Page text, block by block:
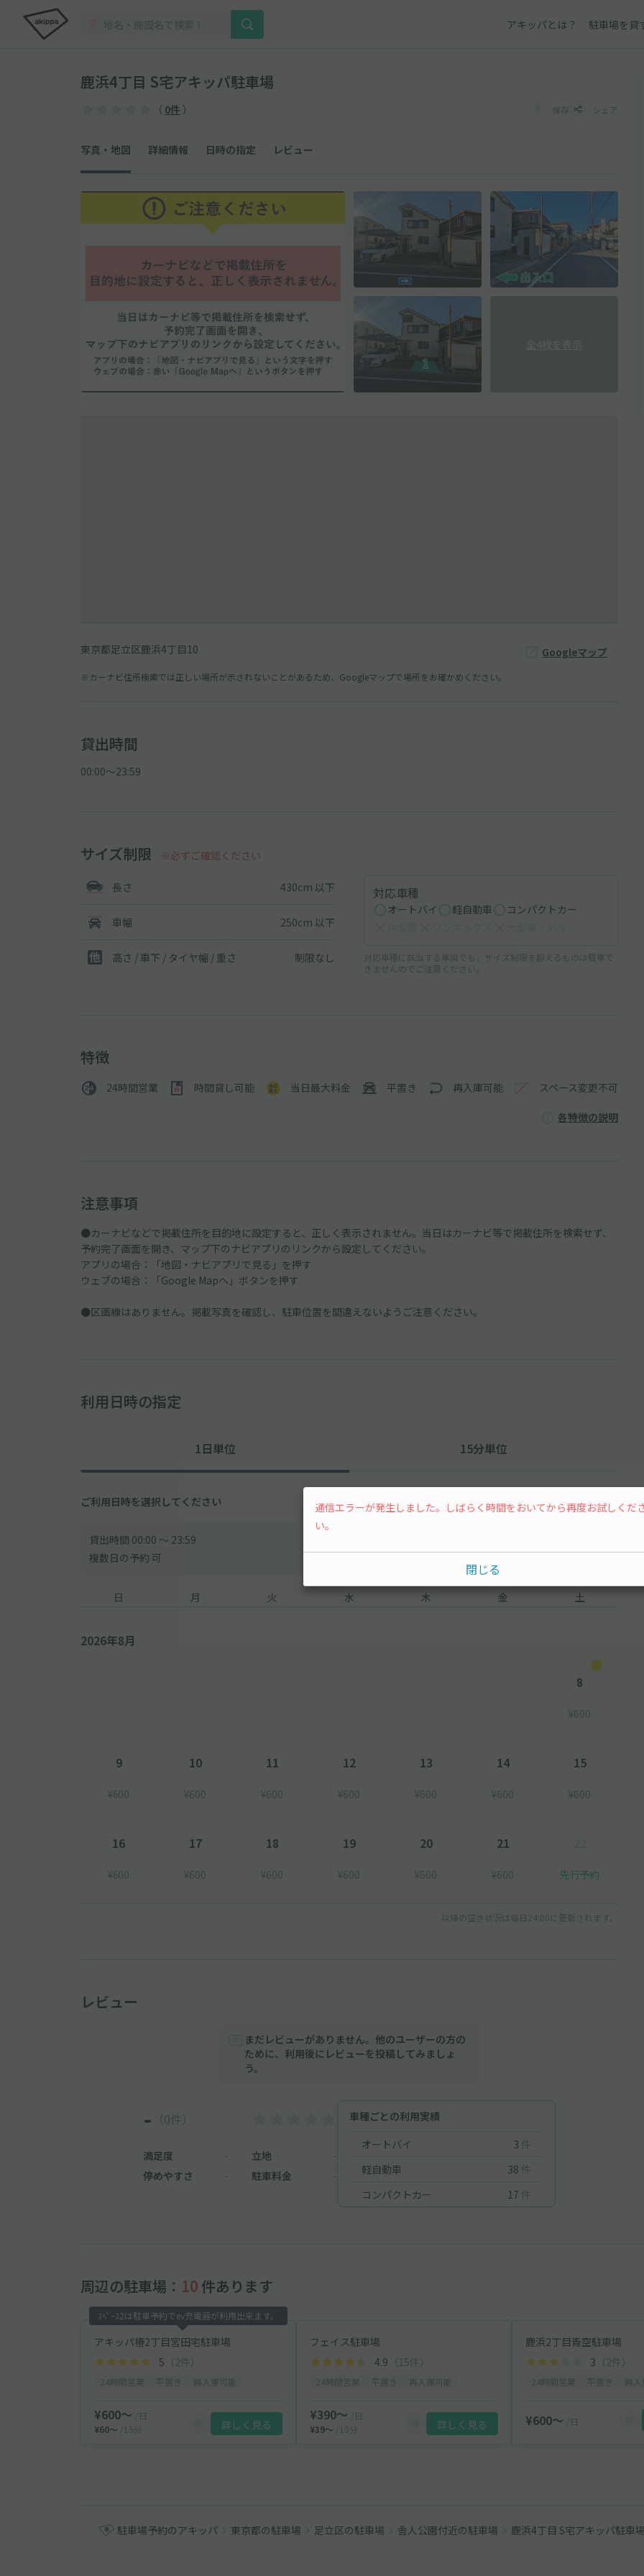
アキッパとは？ 駐車場を貸
鹿浜4丁目 S宅アキッパ駐車場
（ 0件 ） 保存 シェア
写真・地図 詳細情報 日時の指定 レビュー
東京都足立区鹿浜4丁目10 Googleマップ
※カーナビ住所検索では正しい場所が示されないことがあるため、Googleマップで場所をお確かめください。
貸出時間
00:00〜23:59
サイズ制限 ※必ずご確認ください
長さ 430cm 以下
車幅 250cm 以下
高さ / 車下 / タイヤ幅 / 重さ 制限なし
対応車種
オートバイ 軽自動車
コンパクトカー
対応車種に該当する車両でも、サイズ制限を超えるものは駐車で
きませんのでご注意ください。
特徴
24時間営業 時間貸し可能 当日最大料金 平置き 再入庫可能 スペース変更不可
各特徴の説明
注意事項
●カーナビなどで掲載住所を目的地に設定すると、正しく表示されません。当日はカーナビ等で掲載住所を検索せず、
予約完了画面を開き、マップ下のナビアプリのリンクから設定してください。
アプリの場合：「地図・ナビアプリで見る」を押す
ウェブの場合：「Google Mapへ」ボタンを押す
●区画線はありません。掲載写真を確認し、駐車位置を間違えないようご注意ください。
利用日時の指定
1日単位 15分単位
ご利用日時を選択してください
貸出時間 00:00 〜 23:59
複数日の予約 可
日 月 火 水 木 金 土
2026年8月
8
¥600
9
¥600
10
¥600
11
¥600
12
¥600
13
¥600
14
¥600
15
¥600
16
¥600
17
¥600
18
¥600
19
¥600
20
¥600
21
¥600 先行予約
以降の空き状況は毎日24:00に更新されます。
レビュー
まだレビューがありません。他のユーザーの方の
ために、利用後にレビューを投稿してみましょ
う。
- （0件）
満足度 立地
停めやすさ
駐車料金
車種ごとの利用実績
オートバイ
3 件
軽自動車
38 件
コンパクトカー
17 件
周辺の駐車場： 10 件あります
ｽﾍﾟｰｽ2は駐車予約でev充電器が利用出来ます。
アキッパ椿2丁目宮田宅駐車場
5 （2件）
¥600〜
/日
¥60〜
/15分 詳しく見る
フェイス駐車場
4.9 （15件）
¥390〜
/日
¥39〜
/15分 詳しく見る
鹿浜2丁目青空駐車場
3 （2件）
¥600〜 /日
駐車場予約のアキッパ 東京都の駐車場 足立区の駐車場 舎人公園付近の駐車場 鹿浜4丁目 S宅アキッパ駐車
通信エラーが発生しました。しばらく時間をおいてから再度お試しくだ
い。
閉じる